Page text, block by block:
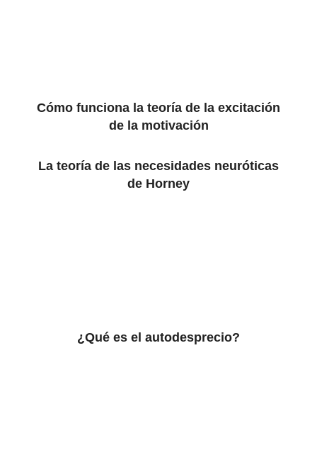
Cómo funciona la teoría de la excitación
de la motivación
La teoría de las necesidades neuróticas
de Horney
¿Qué es el autodesprecio?